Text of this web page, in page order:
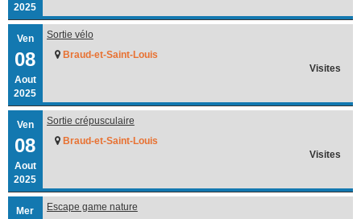
2025
Ven
08
Aout
2025
Sortie vélo
Braud-et-Saint-Louis
Visites
Ven
08
Aout
2025
Sortie crépusculaire
Braud-et-Saint-Louis
Visites
Mer
Escape game nature